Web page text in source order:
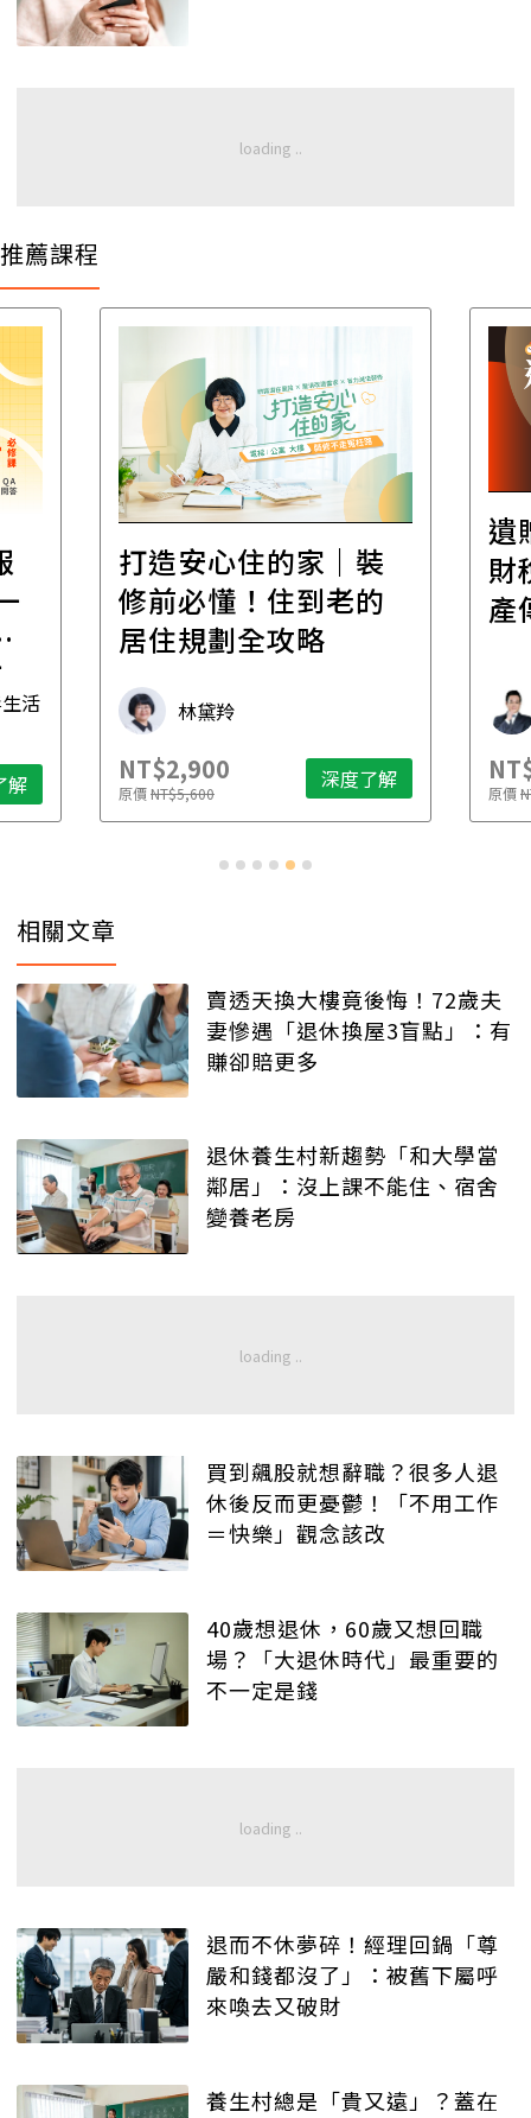
推薦課程
活
解
打造安心住的家｜裝
修前必懂！住到老的
居住規劃全攻略
林黛羚
NT$2,900
原價NT$5,600 深度了解
遺
財
產
原價
相關文章
賣透天換大樓竟後悔！72歲夫
妻慘遇「退休換屋3盲點」：有
賺卻賠更多
退休養生村新趨勢「和大學當
鄰居」：沒上課不能住、宿舍
變養老房
買到飆股就想辭職？很多人退
休後反而更憂鬱！「不用工作
＝快樂」觀念該改
40歲想退休，60歲又想回職
場？「大退休時代」最重要的
不一定是錢
退而不休夢碎！經理回鍋「尊
嚴和錢都沒了」：被舊下屬呼
來喚去又破財
養生村總是「貴又遠」？蓋在